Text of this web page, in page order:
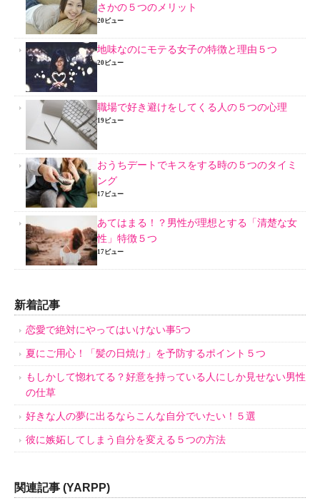
さかの５つのメリット
20ビュー
地味なのにモテる女子の特徴と理由５つ
20ビュー
職場で好き避けをしてくる人の５つの心理
19ビュー
おうちデートでキスをする時の５つのタイミ
ング
17ビュー
あてはまる！？男性が理想とする「清楚な女
性」特徴５つ
17ビュー
新着記事
恋愛で絶対にやってはいけない事5つ
夏にご用心！「髪の日焼け」を予防するポイント５つ
もしかして惚れてる？好意を持っている人にしか見せない男性
の仕草
好きな人の夢に出るならこんな自分でいたい！５選
彼に嫉妬してしまう自分を変える５つの方法
関連記事 (YARPP)